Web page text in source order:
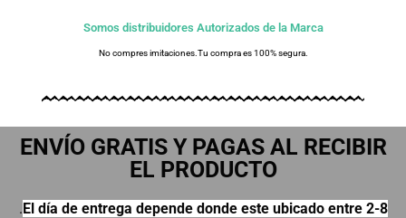
Somos distribuidores Autorizados de la Marca
No compres imitaciones.Tu compra es 100% segura.
ENVÍO GRATIS Y PAGAS AL RECIBIR
EL PRODUCTO
.El día de entrega depende donde este ubicado entre 2-8